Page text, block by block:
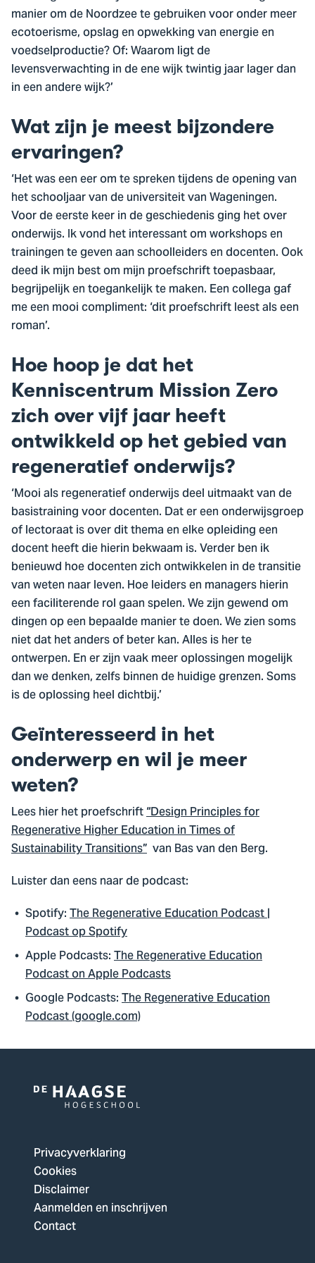
manier om de Noordzee te gebruiken voor onder meer
ecotoerisme, opslag en opwekking van energie en
voedselproductie? Of: Waarom ligt de
levensverwachting in de ene wijk twintig jaar lager dan
in een andere wijk?’
Wat zijn je meest bijzondere
ervaringen?
‘Het was een eer om te spreken tijdens de opening van
het schooljaar van de universiteit van Wageningen.
Voor de eerste keer in de geschiedenis ging het over
onderwijs. Ik vond het interessant om workshops en
trainingen te geven aan schoolleiders en docenten. Ook
deed ik mijn best om mijn proefschrift toepasbaar,
begrijpelijk en toegankelijk te maken. Een collega gaf
me een mooi compliment: ‘dit proefschrift leest als een
roman’.
Hoe hoop je dat het
Kenniscentrum Mission Zero
zich over vijf jaar heeft
ontwikkeld op het gebied van
regeneratief onderwijs?
‘Mooi als regeneratief onderwijs deel uitmaakt van de
basistraining voor docenten. Dat er een onderwijsgroep
of lectoraat is over dit thema en elke opleiding een
docent heeft die hierin bekwaam is. Verder ben ik
benieuwd hoe docenten zich ontwikkelen in de transitie
van weten naar leven. Hoe leiders en managers hierin
een faciliterende rol gaan spelen. We zijn gewend om
dingen op een bepaalde manier te doen. We zien soms
niet dat het anders of beter kan. Alles is her te
ontwerpen. En er zijn vaak meer oplossingen mogelijk
dan we denken, zelfs binnen de huidige grenzen. Soms
is de oplossing heel dichtbij.’
Geïnteresseerd in het
onderwerp en wil je meer
weten?
Lees hier het proefschrift“Design Principles for
Regenerative Higher Education in Times of
Sustainability Transitions” van Bas van den Berg.
Luister dan eens naar de podcast:
Spotify:The Regenerative Education Podcast |
Podcast op Spotify
Apple Podcasts:‎The Regenerative Education
Podcast on Apple Podcasts
Google Podcasts:The Regenerative Education
Podcast (google.com)
Logo
De
Haagse
Hogeschool,
ga
naar
de
Privacyverklaring
Cookies
Disclaimer
Aanmelden en inschrijven
Contact